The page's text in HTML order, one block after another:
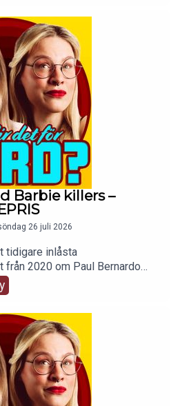
Barbie killers –
26 juli 2026
tidigare inlåsta
från 2020 om Paul Bernardo
Ingen går oberörd ur den här
inte mackan. tw: sexuellt
mot minderåriga och